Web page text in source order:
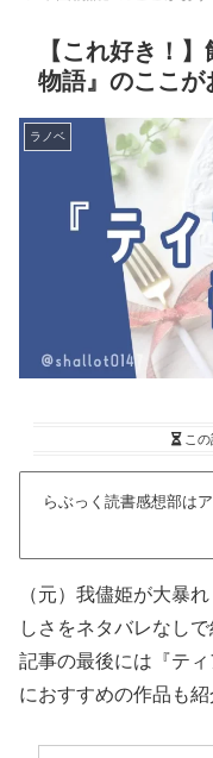
【これ好き！
物語』のここが
ラノベ
こ
らぶっく読書感想部は
（元）我儘姫が大暴
しさをネタバレなしで
記事の最後には『テ
におすすめの作品も紹